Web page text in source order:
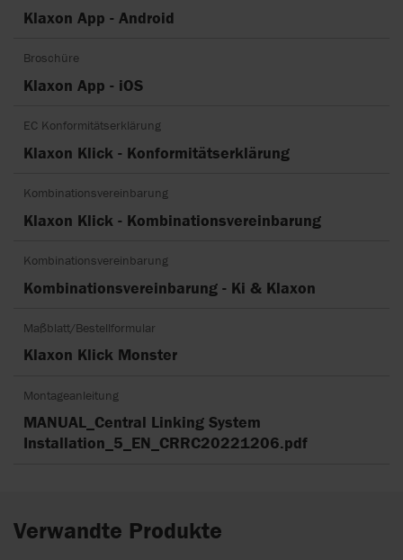
Klaxon App - Android
Broschüre
Klaxon App - iOS
EC Konformitätserklärung
Klaxon Klick - Konformitätserklärung
Kombinationsvereinbarung
Klaxon Klick - Kombinationsvereinbarung
Kombinationsvereinbarung
Kombinationsvereinbarung - Ki & Klaxon
Maßblatt/Bestellformular
Klaxon Klick Monster
Montageanleitung
MANUAL_Central Linking System
Installation_5_EN_CRRC20221206.pdf
Verwandte Produkte